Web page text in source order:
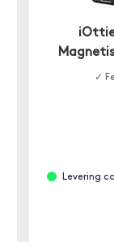
iOttie
✓
Levering